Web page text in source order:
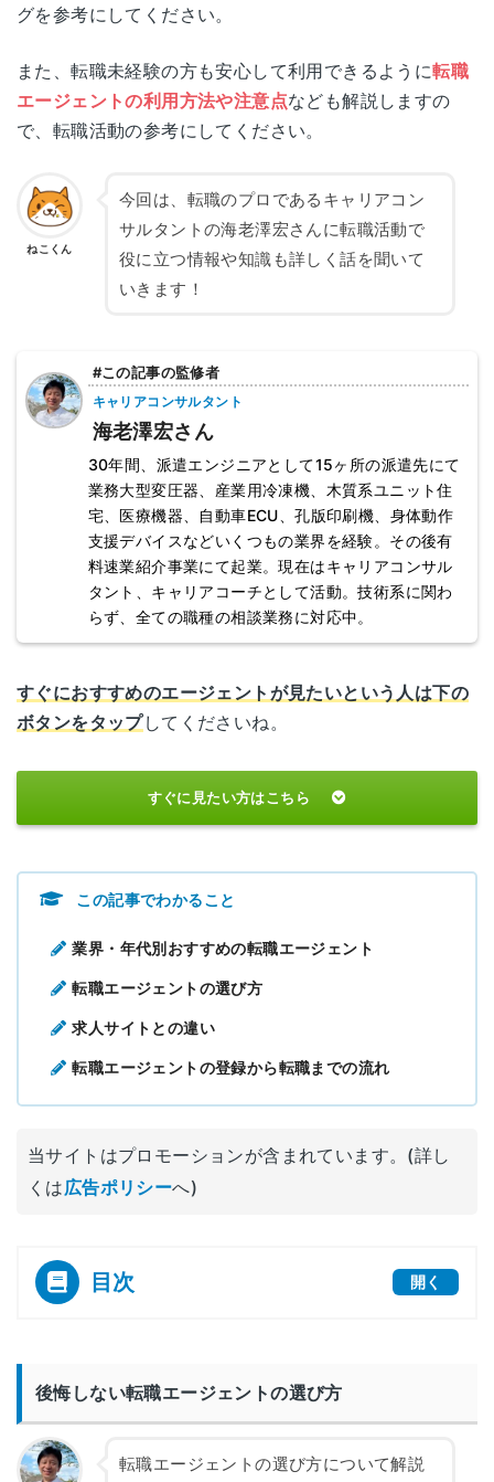
グを参考にしてください。
また、転職未経験の方も安心して利用できるように転職
エージェントの利用方法や注意点なども解説しますの
で、転職活動の参考にしてください。
ねこくん
今回は、転職のプロであるキャリアコン
サルタントの海老澤宏さんに転職活動で
役に立つ情報や知識も詳しく話を聞いて
いきます！
#この記事の監修者
キャリアコンサルタント
海老澤宏さん
30年間、派遣エンジニアとして15ヶ所の派遣先にて
業務大型変圧器、産業用冷凍機、木質系ユニット住
宅、医療機器、自動車ECU、孔版印刷機、身体動作
支援デバイスなどいくつもの業界を経験。その後有
料速業紹介事業にて起業。現在はキャリアコンサル
タント、キャリアコーチとして活動。技術系に関わ
らず、全ての職種の相談業務に対応中。
すぐにおすすめのエージェントが見たいという人は下の
ボタンをタップしてくださいね。
すぐに見たい方はこちら
この記事でわかること
業界・年代別おすすめの転職エージェント
転職エージェントの選び方
求人サイトとの違い
転職エージェントの登録から転職までの流れ
当サイトはプロモーションが含まれています。(詳し
くは広告ポリシーへ)
目次 開く
後悔しない転職エージェントの選び方
転職エージェントの選び方について解説